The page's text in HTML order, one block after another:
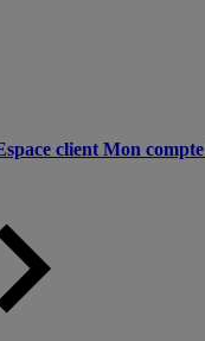
client Mon compte